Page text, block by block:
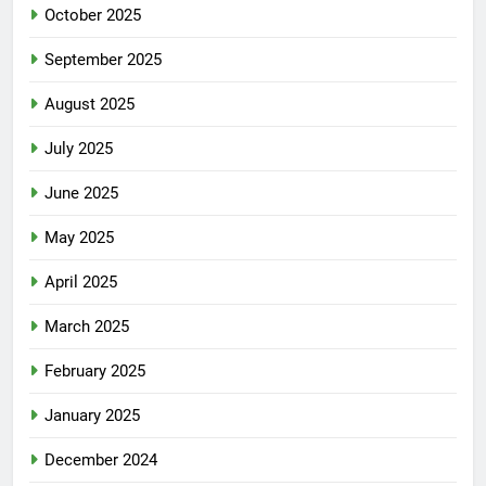
October 2025
September 2025
August 2025
July 2025
June 2025
May 2025
April 2025
March 2025
February 2025
January 2025
December 2024